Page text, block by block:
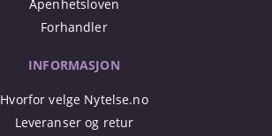
Åpenhetsloven
Forhandler
INFORMASJON
Hvorfor velge Nytelse.no
Leveranser og retur